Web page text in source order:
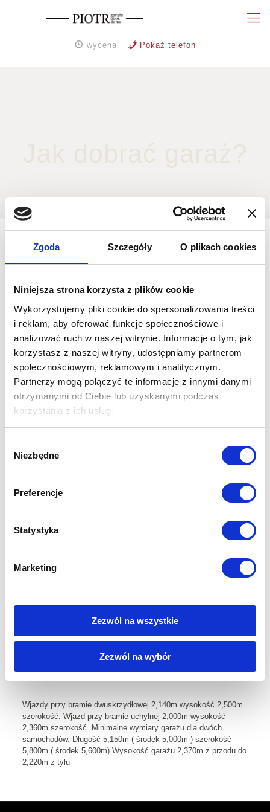
Zgoda Szczegóły O plikach cookies
Niniejsza strona korzysta z plików cookie
Wykorzystujemy pliki cookie do spersonalizowania treści
i reklam, aby oferować funkcje społecznościowe i
analizować ruch w naszej witrynie. Informacje o tym, jak
korzystasz z naszej witryny, udostępniamy partnerom
społecznościowym, reklamowym i analitycznym.
Partnerzy mogą połączyć te informacje z innymi danymi
otrzymanymi od Ciebie lub uzyskanymi podczas
korzystania z ich usług.
zgody
Niezbędne
Preferencje
Statystyka
Marketing
Zezwól na wszystkie
Zezwól na wybór
wycena Pokaż telefon
Nad czym warto się zastanowić?
miejsca zajmują rzeczy które z powodzeniem można przenieść,
zwalniając cenne domowe powierzchnie. Pomyślmy też o
ogrodzie ,a raczej o tym ile narządzi różnych trzeba będzie
gdzieś pomieścić (nie zawsze czystych), a co z meblami
ogrodowymi
Szerokość w środku = szer. samochodu + 0,50m +0,50m =
2,70m (zewnętrznie 2,90m)
Wjazdy przy bramie dwuskrzydłowej 2,140m wysokość 2,500m
szerokość. Wjazd przy bramie uchylnej 2,000m wysokość
2,360m szerokość. Minimalne wymiary garażu dla dwóch
samochodów. Długość 5,150m ( środek 5,000m ) szerokość
5,800m ( środek 5,600m) Wysokość garażu 2,370m z przodu do
2,220m z tyłu